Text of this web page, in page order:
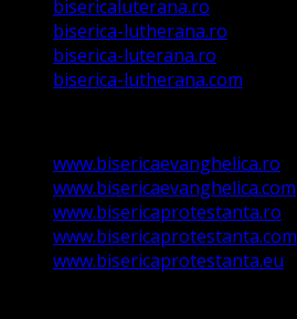
bisericaluterana.ro
biserica-lutherana.ro
biserica-luterana.ro
biserica-lutherana.com
www.bisericaevanghelica.ro
www.bisericaevanghelica.com
www.bisericaprotestanta.ro
www.bisericaprotestanta.com
www.bisericaprotestanta.eu